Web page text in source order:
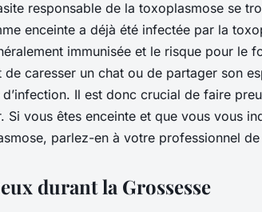
responsable de la toxoplasmose se
enceinte a déjà été infectée par la
immunisée et le risque pour le
caresser un chat ou de partager son
Il est donc crucial de faire
Si vous êtes enceinte et que vous vous
parlez-en à votre professionnel de
durant la Grossesse